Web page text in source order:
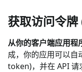
获取访问令
从你的客户端应用程
成，你的应用可以自
token)，并在 API 请